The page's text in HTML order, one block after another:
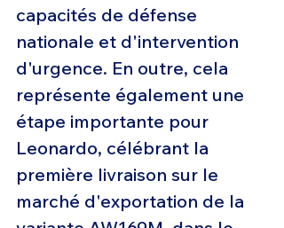
capacités de défense
nationale et d'intervention
d'urgence. En outre, cela
représente également une
étape importante pour
Leonardo, célébrant la
première livraison sur le
marché d'exportation de la